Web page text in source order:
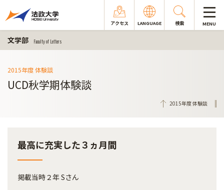
アクセス LANGUAGE 検索 MENU
文学部 Faculty of Letters
2015年度 体験談
UCD秋学期体験談
2015年度 体験談
最高に充実した３ヵ月間
掲載当時２年 Sさん